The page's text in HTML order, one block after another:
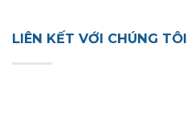
LIÊN KẾT VỚI CHÚNG TÔI